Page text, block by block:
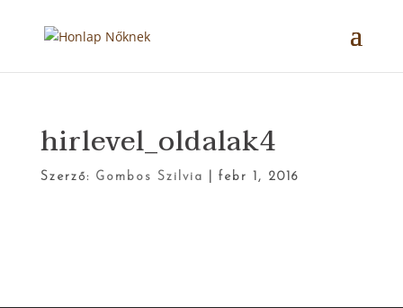
hirlevel_oldalak4
Szerző: Gombos Szilvia febr 1, 2016